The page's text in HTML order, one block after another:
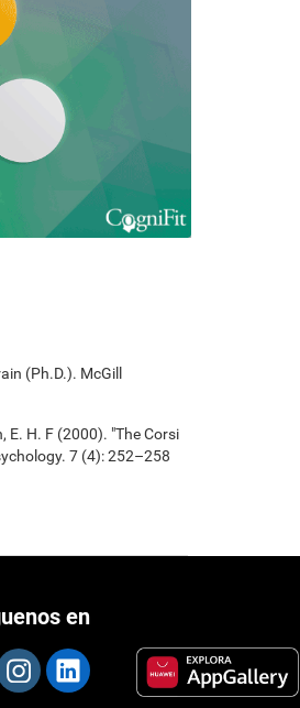
(Ph.D.). McGill
E. H. F (2000). "The Corsi
7 (4): 252–258
en